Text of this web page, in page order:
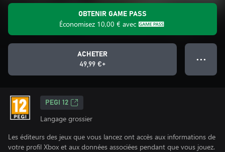
OBTENIR GAME PASS
Économisez 10,00 € avec
ACHETER
49,99 €+
● ● ●
PEGI 12
Langage grossier
Les éditeurs des jeux que vous lancez ont accès aux informations de
votre profil Xbox et aux données associées pendant que vous jouez.